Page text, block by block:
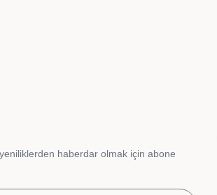
haberdar olmak için abone